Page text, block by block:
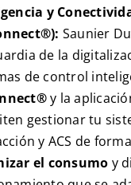
y
Saunier
de la
de control
y la
gestionar tu
y ACS de
el consumo y